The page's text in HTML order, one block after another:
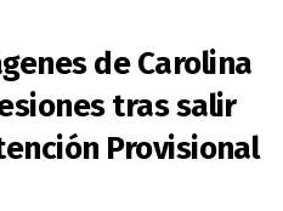
de Carolina
tras salir
Provisional